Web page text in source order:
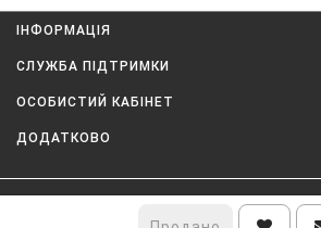
ІНФОРМАЦІЯ
СЛУЖБА ПІДТРИМКИ
ОСОБИСТИЙ КАБІНЕТ
ДОДАТКОВО